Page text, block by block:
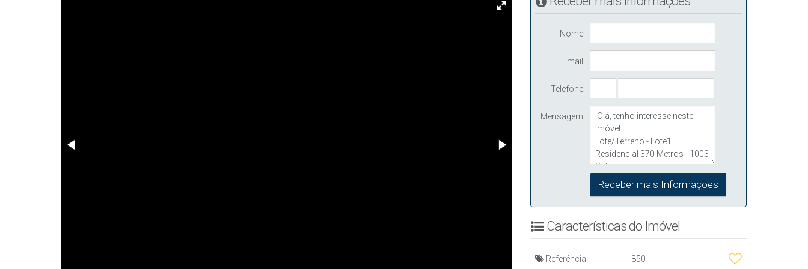
Nome:
Email:
Telefone:
Mensagem:
Características do Imóvel
Referência: 850